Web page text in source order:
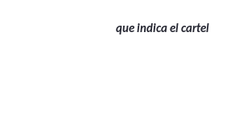
que indica el cartel